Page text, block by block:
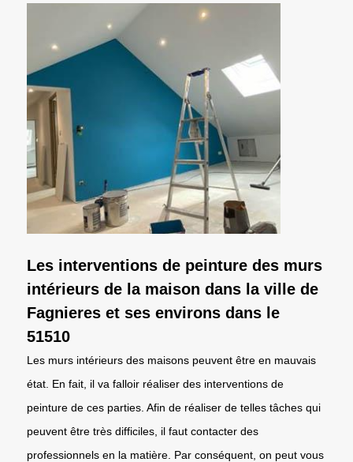
Les interventions de peinture des murs
intérieurs de la maison dans la ville de
Fagnieres et ses environs dans le
51510
Les murs intérieurs des maisons peuvent être en mauvais
état. En fait, il va falloir réaliser des interventions de
peinture de ces parties. Afin de réaliser de telles tâches qui
peuvent être très difficiles, il faut contacter des
professionnels en la matière. Par conséquent, on peut vous